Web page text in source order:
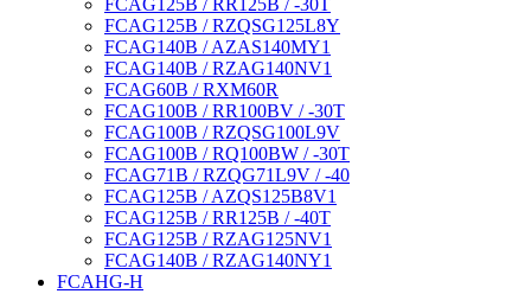
FCAG125B / RR125B / -30T
FCAG125B / RZQSG125L8Y
FCAG140B / AZAS140MY1
FCAG140B / RZAG140NV1
FCAG60B / RXM60R
FCAG100B / RR100BV / -30T
FCAG100B / RZQSG100L9V
FCAG100B / RQ100BW / -30T
FCAG71B / RZQG71L9V / -40
FCAG125B / AZQS125B8V1
FCAG125B / RR125B / -40T
FCAG125B / RZAG125NV1
FCAG140B / RZAG140NY1
FCAHG-H